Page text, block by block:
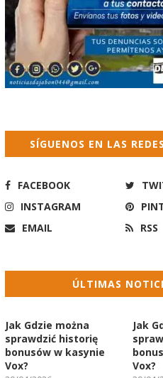
SÍGUENOS EN LAS
FACEBOOK
INSTAGRAM
EMAIL
RSS
ÚLTIMAS
Jak Gdzie można
sprawdzić historię
bonusów w kasynie
Vox?
Jak
Vox?